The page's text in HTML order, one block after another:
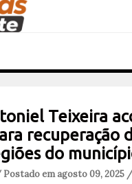
Teixeira
recuperação
do
Postado em agosto 09, 2025